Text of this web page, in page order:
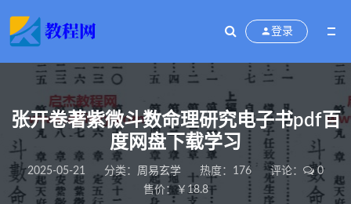
登录
张开卷著紫微斗数命理研究电子书pdf百
度网盘下载学习
2025-05-21 分类： 周易玄学 热度：176 评论：
0
售价：￥18.8